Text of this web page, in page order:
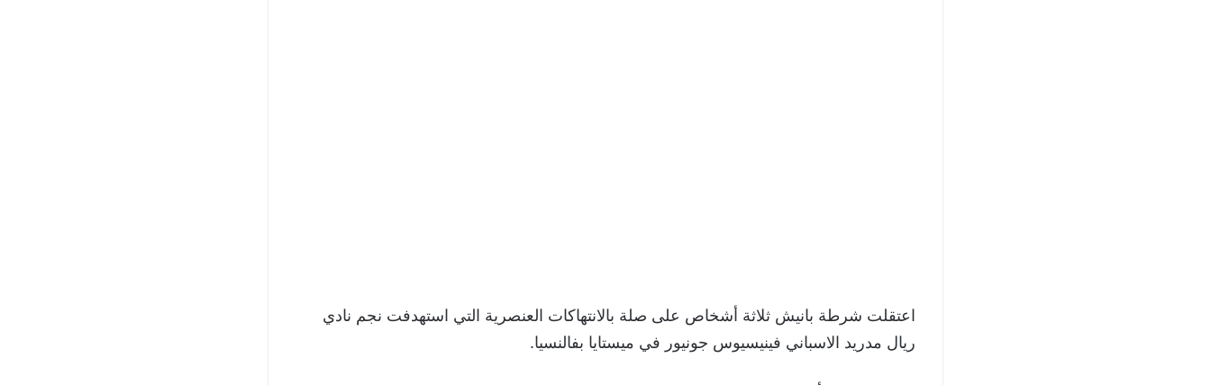
اعتقلت شرطة بانيش ثلاثة أشخاص على صلة بالانتهاكات العنصرية التي استهدفت نجم نادي
ريال مدريد الاسباني فينيسيوس جونيور في ميستايا بفالنسيا.